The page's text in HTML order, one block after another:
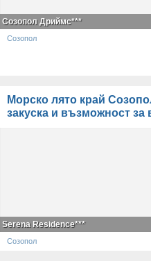
Созопол Дриймс***
Созопол
Морско лято край
закуска и възможност
Serena Residence***
Созопол